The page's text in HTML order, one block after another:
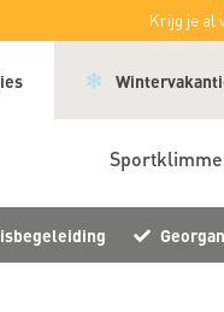
Krijg je al